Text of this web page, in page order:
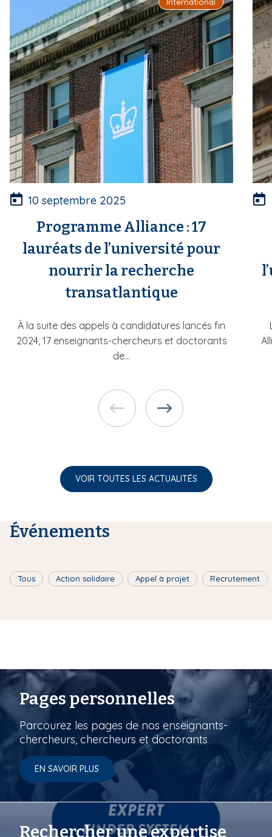
10 septembre 2025
Programme Alliance : 17
lauréats de l’université pour
nourrir la recherche
transatlantique
À la suite des appels à candidatures lancés fin
2024, 17 enseignants-chercheurs et doctorants
de...
VOIR TOUTES LES ACTUALITÉS
Événements
Tous Action solidaire Appel à projet Recrutement
Pages personnelles
Parcourez les pages de nos enseignants-
chercheurs, chercheurs et doctorants
EN SAVOIR PLUS
Rechercher une expertise